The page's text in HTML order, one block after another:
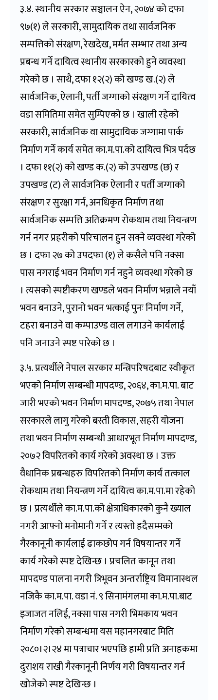
३.४. स्थानीय सरकार सञ्चालन ऐन, २०७४ को दफा
९७(१) ले सरकारी, सामुदायिक तथा सार्वजनिक
सम्पत्तिको संरक्षण, रेखदेख, मर्मत सम्भार तथा अन्य
प्रबन्ध गर्ने दायित्व स्थानीय सरकारको हुने व्यवस्था
गरेको छ । साथै, दफा १२(२) को खण्ड ख.(२) ले
सार्वजनिक, ऐलानी, पर्ती जग्गाको संरक्षण गर्ने दायित्व
वडा समितिमा समेत सुम्पिएको छ । खाली रहेको
सरकारी, सार्वजनिक वा सामुदायिक जग्गामा पार्क
निर्माण गर्ने कार्य समेत का.म.पा.को दायित्व भित्र पर्दछ
। दफा ११(२) को खण्ड क.(२) को उपखण्ड (छ) र
उपखण्ड (ट) ले सार्वजनिक ऐलानी र पर्ती जग्गाको
संरक्षण र सुरक्षा गर्न, अनधिकृत निर्माण तथा
सार्वजनिक सम्पत्ति अतिक्रमण रोकथाम तथा नियन्त्रण
गर्न नगर प्रहरीको परिचालन हुन सक्ने व्यवस्था गरेको
छ । दफा २७ को उपदफा (१) ले कसैले पनि नक्सा
पास नगराई भवन निर्माण गर्न नहुने व्यवस्था गरेको छ
। त्यसको स्पष्टीकरण खण्डले भवन निर्माण भन्नाले नयाँ
भवन बनाउने, पुरानो भवन भत्काई पुनः निर्माण गर्ने,
टहरा बनाउने वा कम्पाउण्ड वाल लगाउने कार्यलाई
पनि जनाउने स्पष्ट पारेको छ ।
३.५. प्रत्यर्थीले नेपाल सरकार मन्त्रिपरिषदबाट स्वीकृत
भएको निर्माण सम्बन्धी मापदण्ड, २०६४, का.म.पा. बाट
जारी भएको भवन निर्माण मापदण्ड, २०७५ तथा नेपाल
सरकारले लागु गरेको बस्ती विकास, सहरी योजना
तथा भवन निर्माण सम्बन्धी आधारभूत निर्माण मापदण्ड,
२०७२ विपरितको कार्य गरेको अवस्था छ । उक्त
वैधानिक प्रबन्धहरु विपरितको निर्माण कार्य तत्काल
रोकथाम तथा नियन्त्रण गर्ने दायित्व का.म.पा.मा रहेको
छ । प्रत्यर्थीले का.म.पा.को क्षेत्राधिकारको कुनै ख्याल
नगरी आफ्नो मनोमानी गर्ने र त्यस्तो हदैसम्मको
गैरकानूनी कार्यलाई ढाकछोप गर्न विषयान्तर गर्ने
कार्य गरेको स्पष्ट देखिन्छ । प्रचलित कानून तथा
मापदण्ड पालना नगरी त्रिभूवन अन्तर्राष्ट्रिय विमानास्थल
नजिकै का.म.पा. वडा नं. ९ सिनामंगलमा का.म.पा.बाट
इजाजत नलिई, नक्सा पास नगरी भिमकाय भवन
निर्माण गरेको सम्बन्धमा यस महानगरबाट मिति
२०८०।२।२४ मा पत्राचार भएपछि हामी प्रति अनाहकमा
दुराशय राखी गैरकानूनी निर्णय गरी विषयान्तर गर्न
खोजेको स्पष्ट देखिन्छ ।